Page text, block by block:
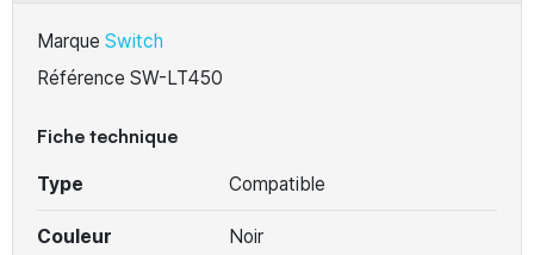
Marque Switch
Référence SW-LT450
Fiche technique
Type Compatible
Couleur Noir